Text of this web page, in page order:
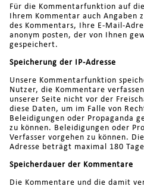
Für die Kommentarfunktion auf
Ihrem Kommentar auch Angaben
des Kommentars, Ihre E-Mail-
anonym posten, der von Ihnen
gespeichert.
Speicherung der IP-Adresse
Unsere Kommentarfunktion
Nutzer, die Kommentare
unserer Seite nicht vor der
diese Daten, um im Falle von
Beleidigungen oder Propaganda
zu können. Beleidigungen oder
Verfasser vorgehen zu können.
Adresse beträgt maximal 180
Speicherdauer der Kommentare
Die Kommentare und die damit